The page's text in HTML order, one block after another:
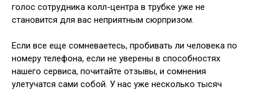
голос сотрудника колл-центра в трубке уже не
становится для вас неприятным сюрпризом.
Если все еще сомневаетесь, пробивать ли человека по
номеру телефона, если не уверены в способностях
нашего сервиса, почитайте отзывы, и сомнения
улетучатся сами собой. У нас уже несколько тысяч